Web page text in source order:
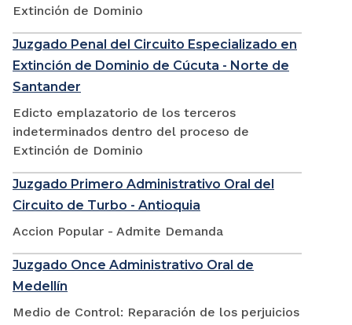
Extinción de Dominio
Juzgado Penal del Circuito Especializado en
Extinción de Dominio de Cúcuta - Norte de
Santander
Edicto emplazatorio de los terceros
indeterminados dentro del proceso de
Extinción de Dominio
Juzgado Primero Administrativo Oral del
Circuito de Turbo - Antioquia
Accion Popular - Admite Demanda
Juzgado Once Administrativo Oral de
Medellín
Medio de Control: Reparación de los perjuicios